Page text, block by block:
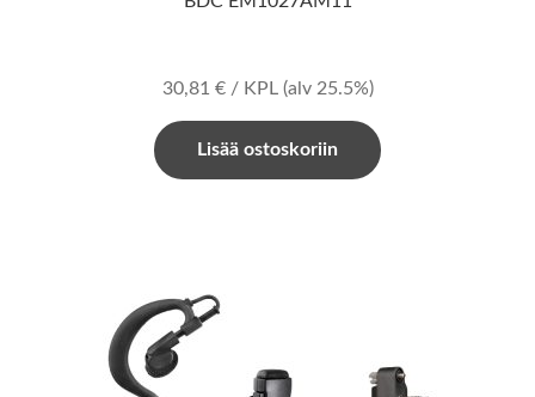
30,81 €/ KPL (alv 25.5%)
Lisää ostoskoriin